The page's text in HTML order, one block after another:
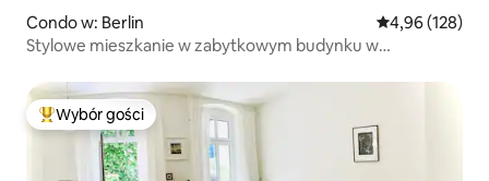
Condo w: Berlin Średnia
4,96 (128)
Stylowe mieszkanie w zabytkowym budynku w
Najpopularniejsze z kategorii Wybór gości
Wybór gości